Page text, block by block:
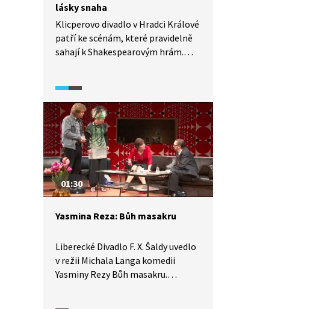
lásky snaha
Klicperovo divadlo v Hradci Králové
patří ke scénám, které pravidelně
sahají k Shakespearovým hrám.
zhudebněnou komedii Marná lásky
snaha. Čím si, kromě své
nadčasovosti, slovenského režiséra
získala? A proč se rozhodl ji
zhudebnit?
01:30
Yasmina Reza: Bůh masakru
Liberecké Divadlo F. X. Šaldy uvedlo
v režii Michala Langa komedii
Yasminy Rezy Bůh masakru.